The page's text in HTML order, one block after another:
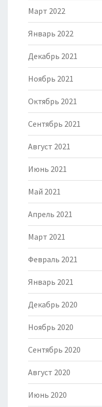
Март 2022
Январь 2022
Декабрь 2021
Ноябрь 2021
Октябрь 2021
Сентябрь 2021
Август 2021
Июнь 2021
Май 2021
Апрель 2021
Март 2021
Февраль 2021
Январь 2021
Декабрь 2020
Ноябрь 2020
Сентябрь 2020
Август 2020
Июнь 2020